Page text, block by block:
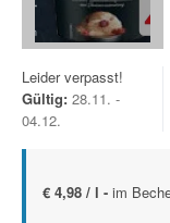
Leider verpasst!
Gültig: 28.11. -
04.12.
€ 4,98 / l - im